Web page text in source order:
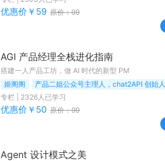
优惠价￥ 59 原价：99
AGI 产品经理全栈进化指南
搭建一人产品工坊，做 AI 时代的新型 PM
姬阁阁
产品二姐公众号主理人，chat2API 创始人
专栏
2326人已学习
优惠价￥ 50 原价：99
Agent 设计模式之美